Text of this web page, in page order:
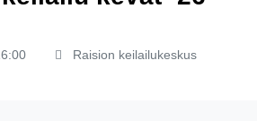
Raision keilailukeskus